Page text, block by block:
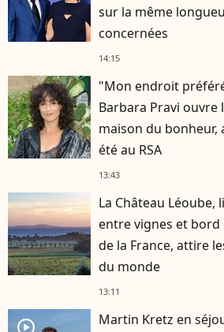
sur la même
concernées
14:15
"Mon endroit
Barbara Pravi ouvre
maison du bonheur,
été au RSA
13:43
La Château Léoube,
entre vignes et bord
de la France, attire
du monde
13:11
player2
Martin Kretz en